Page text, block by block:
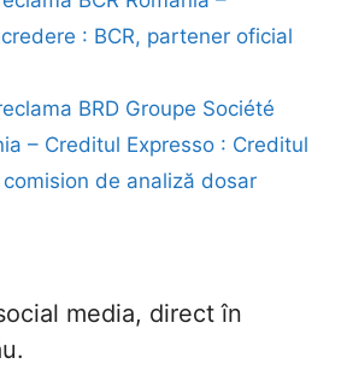
: BCR, partener oficial
BRD Groupe Société
– Creditul Expresso : Creditul
comision de analiză dosar
media, direct în